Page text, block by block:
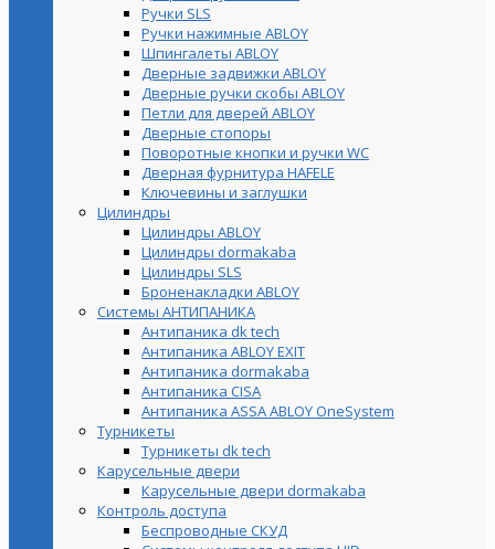
Ручки SLS
Ручки нажимные ABLOY
Шпингалеты ABLOY
Дверные задвижки ABLOY
Дверные ручки скобы ABLOY
Петли для дверей ABLOY
Дверные стопоры
Поворотные кнопки и ручки WC
Дверная фурнитура HAFELE
Ключевины и заглушки
Цилиндры
Цилиндры ABLOY
Цилиндры dormakaba
Цилиндры SLS
Броненакладки ABLOY
Системы АНТИПАНИКА
Антипаника dk tech
Антипаника ABLOY EXIT
Антипаника dormakaba
Антипаника СISA
Антипаника ASSA ABLOY OneSystem
Турникеты
Турникеты dk tech
Карусельные двери
Карусельные двери dormakaba
Контроль доступа
Беспроводные СКУД